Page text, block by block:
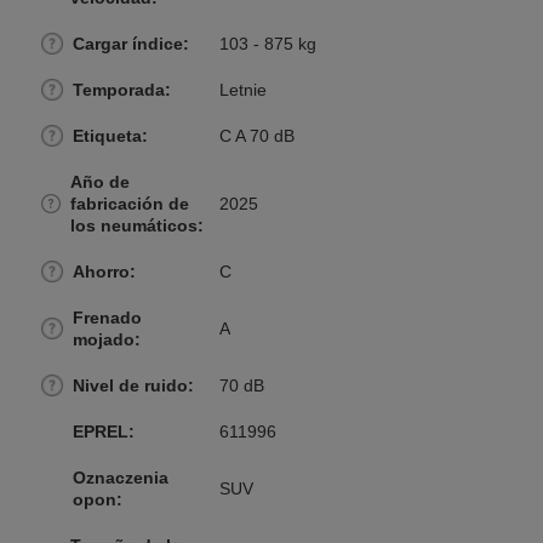
Cargar índice 103 - 875 kg
Temporada Letnie
Etiqueta C A 70 dB
Año de
fabricación de
los neumáticos
2025
Ahorro C
Frenado
mojado
A
Nivel de ruido 70 dB
EPREL 611996
Oznaczenia
opon
SUV